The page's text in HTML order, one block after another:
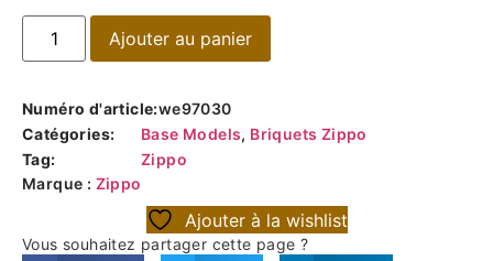
Ajouter au panier
Numéro d'article:we97030
Catégories:
Base Models, Briquets Zippo
Tag:
Zippo
Marque : Zippo
Ajouter à la wishlist
Vous souhaitez partager cette page ?